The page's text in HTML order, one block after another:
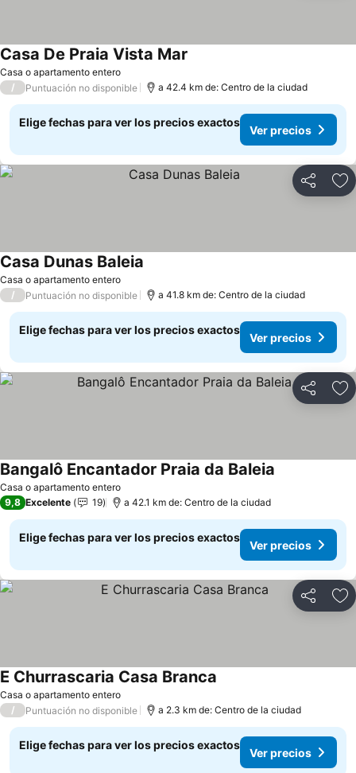
Casa o apartamento entero
Casa De Praia Vista Mar
/ Puntuación no disponible a 42.4 km de: Centro de la ciudad
Elige fechas para ver los precios exactos
Ver precios
Compartir
Casa o apartamento entero
Casa Dunas Baleia
/ Puntuación no disponible a 41.8 km de: Centro de la ciudad
Elige fechas para ver los precios exactos
Ver precios
Compartir
Casa o apartamento entero
Bangalô Encantador Praia da Baleia
9,8 Excelente 19 a 42.1 km de: Centro de la ciudad
Elige fechas para ver los precios exactos
Ver precios
Compartir
Casa o apartamento entero
E Churrascaria Casa Branca
/ Puntuación no disponible a 2.3 km de: Centro de la ciudad
Elige fechas para ver los precios exactos
Ver precios